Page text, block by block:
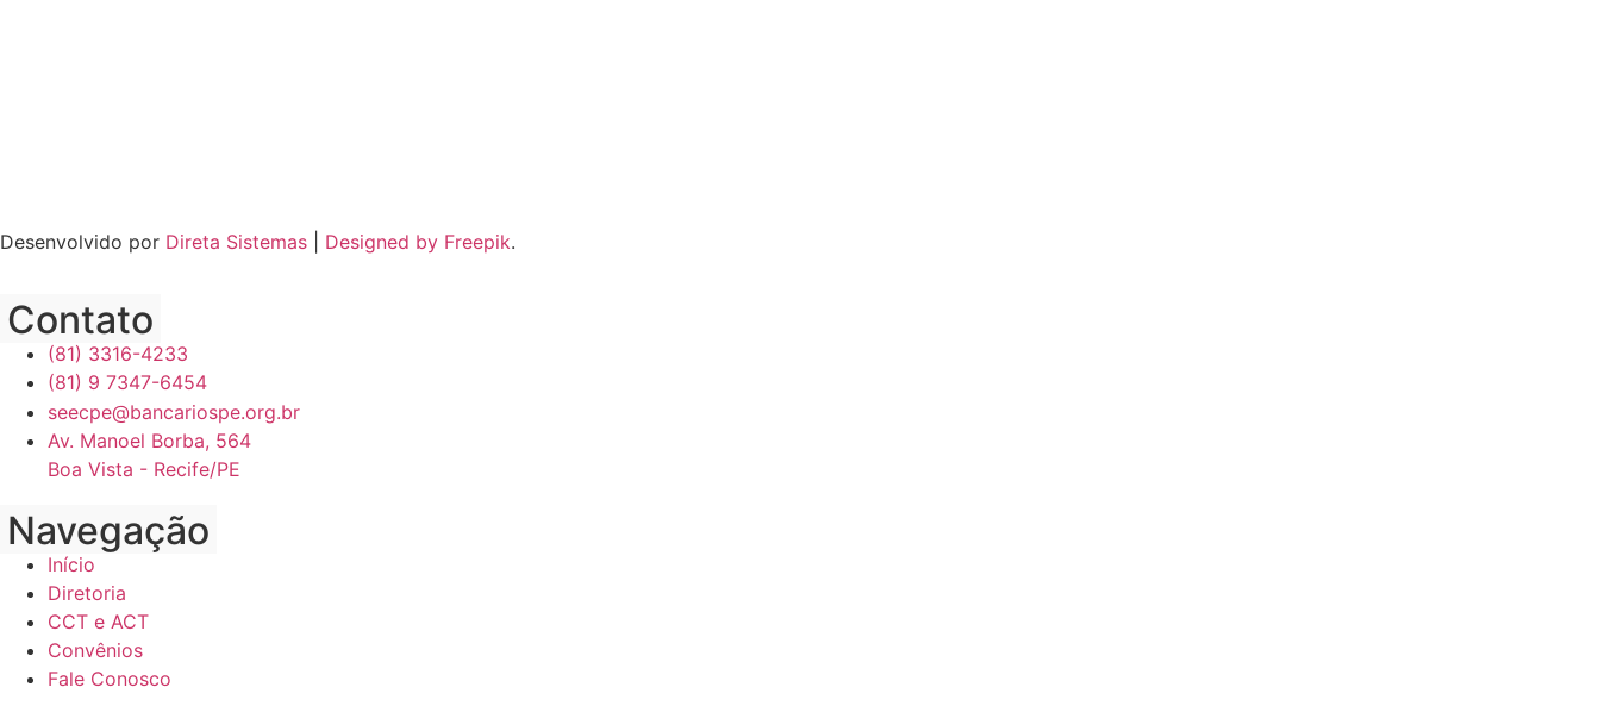
Desenvolvido por Direta Sistemas Designed by Freepik.
Contato
(81) 3316-4233
(81) 9 7347-6454
seecpe@bancariospe.org.br
Av. Manoel Borba, 564
Boa Vista - Recife/PE
Navegação
Início
Diretoria
CCT e ACT
Convênios
Fale Conosco